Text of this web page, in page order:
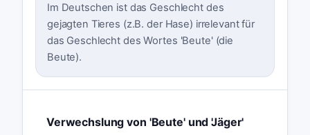
Im Deutschen ist das Geschlecht des
gejagten Tieres (z.B. der Hase) irrelevant für
das Geschlecht des Wortes 'Beute' (die
Beute).
Verwechslung von 'Beute' und 'Jäger'